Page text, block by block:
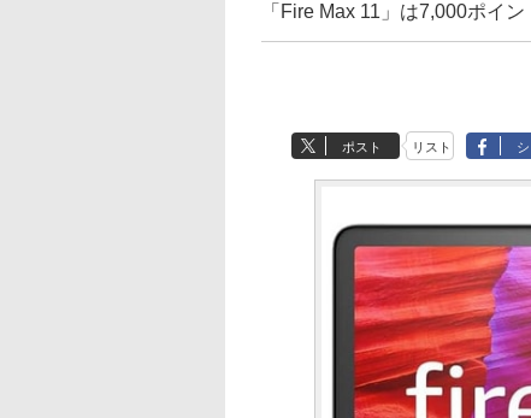
「Fire Max 11」は7,000ポイ
ポスト リスト